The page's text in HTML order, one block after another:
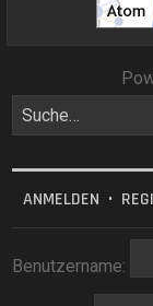
ANMELDEN •
Benutzername: